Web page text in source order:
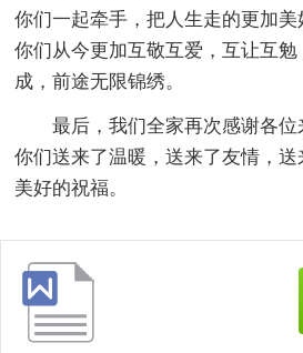
你们一起牵手，把人生走的更加
你们从今更加互敬互爱，互让互
成，前途无限锦绣。
最后，我们全家再次感谢各
你们送来了温暖，送来了友情，
美好的祝福。